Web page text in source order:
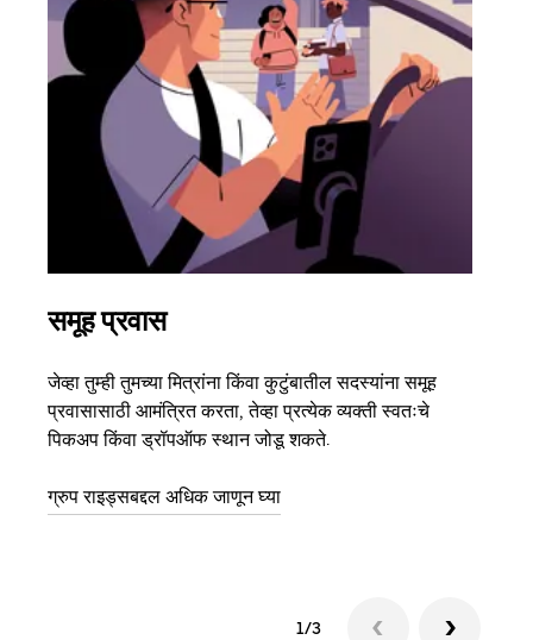
समूह प्रवास
जेव्हा तुम्ही तुमच्या मित्रांना किंवा कुटुंबातील सदस्यांना समूह
प्रवासासाठी आमंत्रित करता, तेव्हा प्रत्येक व्यक्ती स्वतःचे
पिकअप किंवा ड्रॉपऑफ स्थान जोडू शकते.
ग्रुप राइड्सबद्दल अधिक जाणून घ्या
1/3